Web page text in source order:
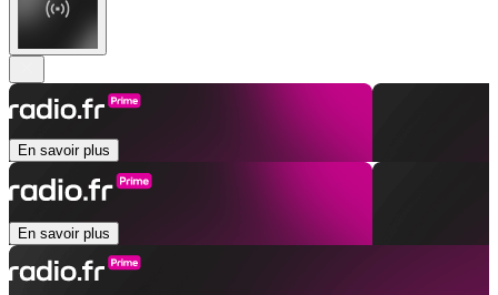
En savoir plus
En savoir plus